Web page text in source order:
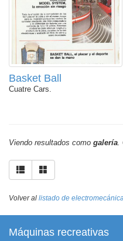
Basket Ball
Cuatre Cars.
Viendo resultados como galería.
Volver al listado de
Máquinas recreativas